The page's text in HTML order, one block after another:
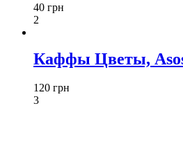
40 грн
2
Каффы Цветы,
120 грн
3